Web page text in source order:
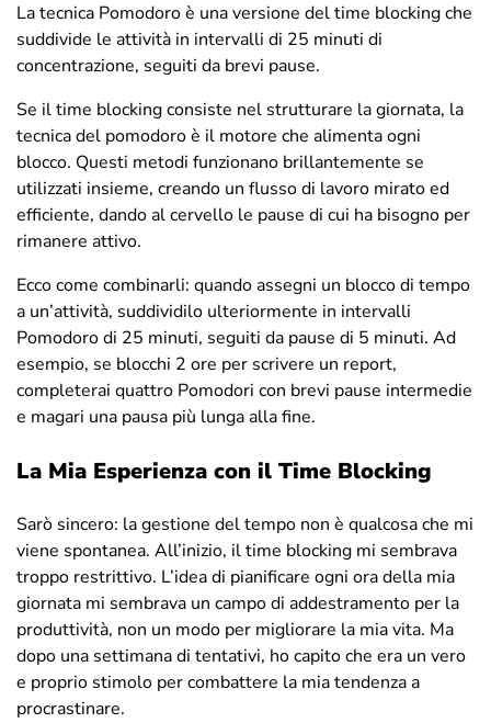
La tecnica Pomodoro è una versione del time blocking che
suddivide le attività in intervalli di 25 minuti di
concentrazione, seguiti da brevi pause.
Se il time blocking consiste nel strutturare la giornata, la
tecnica del pomodoro è il motore che alimenta ogni
blocco. Questi metodi funzionano brillantemente se
utilizzati insieme, creando un flusso di lavoro mirato ed
efficiente, dando al cervello le pause di cui ha bisogno per
rimanere attivo.
Ecco come combinarli: quando assegni un blocco di tempo
a un’attività, suddividilo ulteriormente in intervalli
Pomodoro di 25 minuti, seguiti da pause di 5 minuti. Ad
esempio, se blocchi 2 ore per scrivere un report,
completerai quattro Pomodori con brevi pause intermedie
e magari una pausa più lunga alla fine.
La Mia Esperienza con il Time Blocking
Sarò sincero: la gestione del tempo non è qualcosa che mi
viene spontanea. All’inizio, il time blocking mi sembrava
troppo restrittivo. L’idea di pianificare ogni ora della mia
giornata mi sembrava un campo di addestramento per la
produttività, non un modo per migliorare la mia vita. Ma
dopo una settimana di tentativi, ho capito che era un vero
e proprio stimolo per combattere la mia tendenza a
procrastinare.